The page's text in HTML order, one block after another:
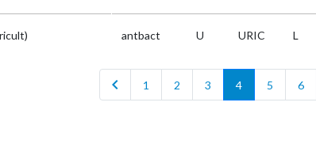
antbact U URIC L
chevron_left 1 2 3 4 5 6